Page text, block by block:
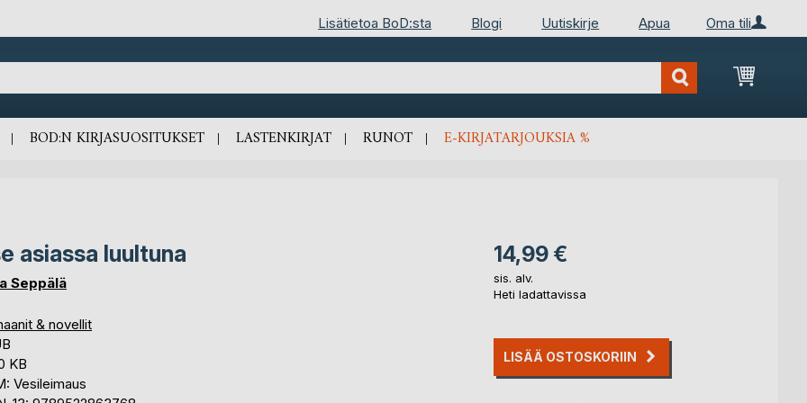
Oma tili
Lisätietoa BoD:sta Blogi Uutiskirje Apua
BOD:N KIRJASUOSITUKSET LASTENKIRJAT RUNOT E-KIRJATARJOUKSIA %
asiassa luultuna
Seppälä
& novellit
KB
Vesileimaus
14,99 €
sis. alv.
Heti ladattavissa
LISÄÄ OSTOSKORIIN